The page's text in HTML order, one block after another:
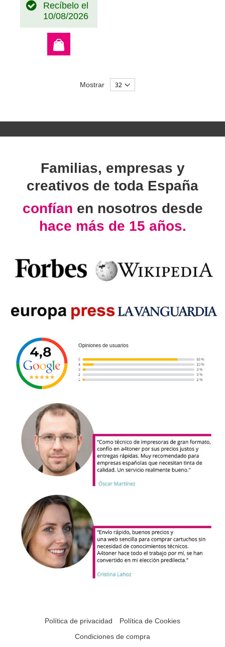
Recíbelo el
10/08/2026
Mostrar
Familias, empresas y
creativos de toda España
confían en nosotros desde
hace más de 15 años.
Política de privacidad
Política de Cookies
Condiciones de compra